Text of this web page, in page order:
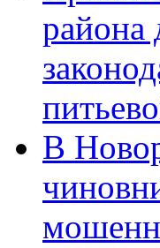
района
В